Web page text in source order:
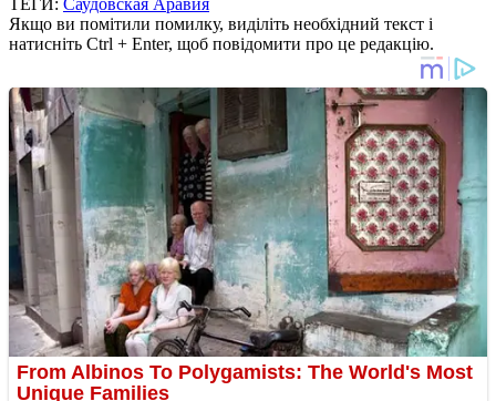
Якщо ви помітили помилку, виділіть необхідний текст і
натисніть Ctrl + Enter, щоб повідомити про це редакцію.